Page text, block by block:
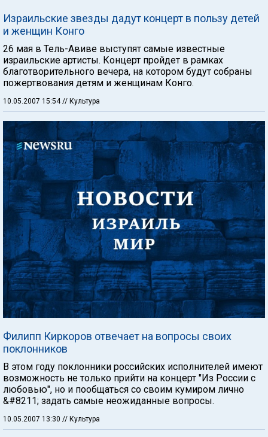
Израильские звезды дадут концерт в пользу детей
и женщин Конго
26 мая в Тель-Авиве выступят самые известные
израильские артисты. Концерт пройдет в рамках
благотворительного вечера, на котором будут собраны
пожертвования детям и женщинам Конго.
10.05.2007 15:54// Культура
Филипп Киркоров отвечает на вопросы своих
поклонников
В этом году поклонники российских исполнителей имеют
возможность не только прийти на концерт "Из России с
любовью", но и пообщаться со своим кумиром лично
&#8211; задать самые неожиданные вопросы.
10.05.2007 13:30 // Культура